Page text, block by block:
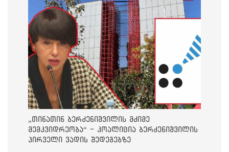
„თინათინ ბერძენიშვილის მძიმე
მემკვიდრეობა“ - კოალიცია ბერძენიშვილის
პირველი ვადის შედეგებზე